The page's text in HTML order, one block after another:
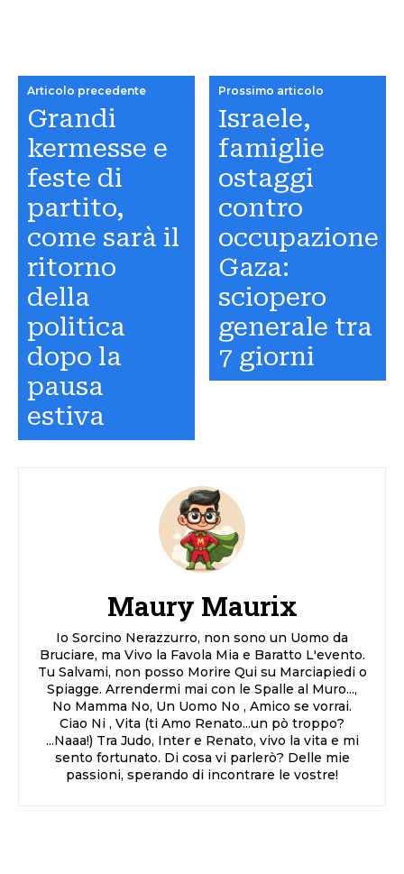
Articolo precedente
Grandi
kermesse e
feste di
partito,
come sarà il
ritorno
della
politica
dopo la
pausa
estiva
Prossimo articolo
Israele,
famiglie
ostaggi
contro
occupazione
Gaza:
sciopero
generale tra
7 giorni
Maury Maurix
Io Sorcino Nerazzurro, non sono un Uomo da
Bruciare, ma Vivo la Favola Mia e Baratto L'evento.
Tu Salvami, non posso Morire Qui su Marciapiedi o
Spiagge. Arrendermi mai con le Spalle al Muro...,
No Mamma No, Un Uomo No , Amico se vorrai.
Ciao Ni , Vita (ti Amo Renato...un pò troppo?
...Naaa!) Tra Judo, Inter e Renato, vivo la vita e mi
sento fortunato. Di cosa vi parlerò? Delle mie
passioni, sperando di incontrare le vostre!